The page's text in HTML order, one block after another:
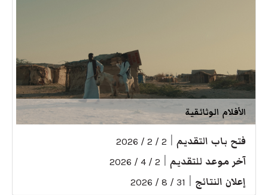
الأفلام الوثائقية
فتح باب التقديم 2 / 2 / 2026
آخر موعد للتقديم 2 / 4 / 2026
إعلان النتائج 31 / 8 / 2026